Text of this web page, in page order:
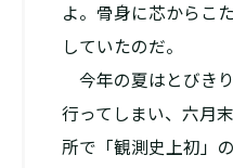
よ。骨身に芯からこ
していたのだ。
今年の夏はとびき
行ってしまい、六月
所で「観測史上初」